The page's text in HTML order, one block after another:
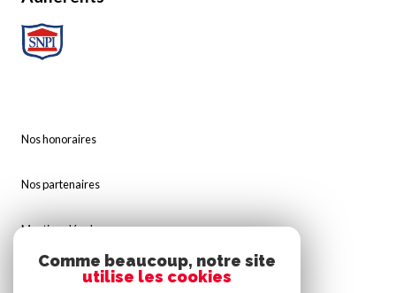
Nos honoraires
Nos partenaires
Mentions légales
Comme beaucoup, notre site
utilise les cookies